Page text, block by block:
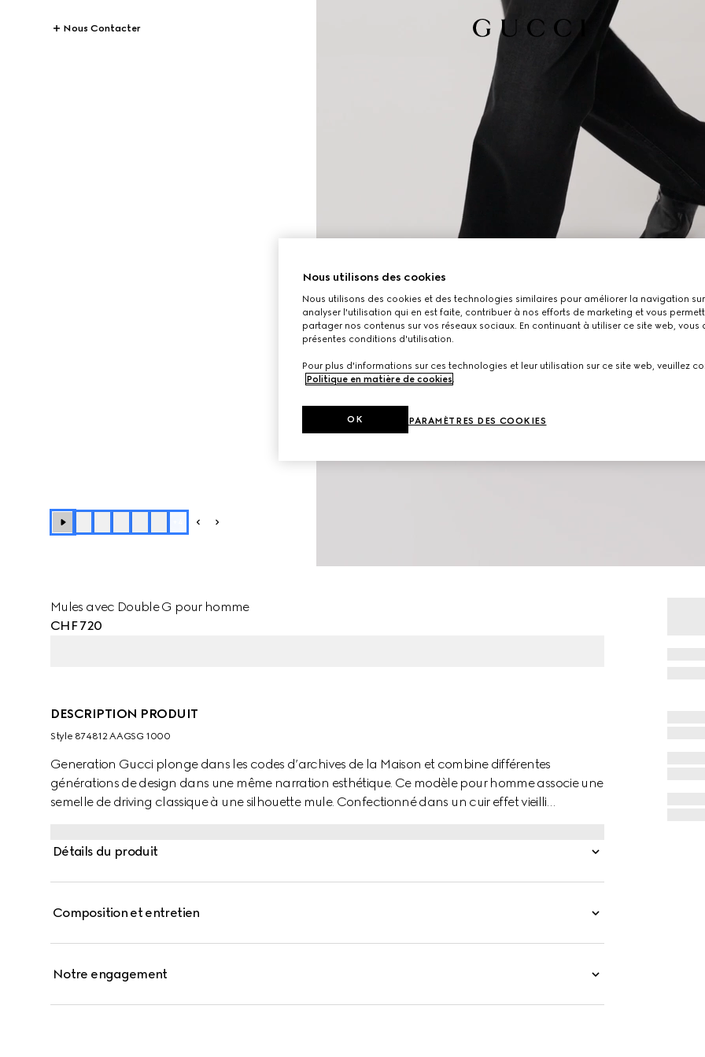
Nous Contacter
Mules avec Double G pour homme
CHF 720
DESCRIPTION PRODUIT
Style ‎874812 AAGSG 1000
Generation Gucci plonge dans les codes d’archives de la Maison et combine différentes
générations de design dans une même narration esthétique. Ce modèle pour homme associe une
semelle de driving classique à une silhouette mule. Confectionné dans un cuir effet vieilli
Détails du produit
Composition et entretien
Notre engagement
Nous utilisons des cookies
Nous utilisons des cookies et des technologies similaires pour améliorer la navigation sur
analyser l'utilisation qui en est faite, contribuer à nos efforts de marketing et vous
partager nos contenus sur vos réseaux sociaux. En continuant à utiliser ce site web, vous
présentes conditions d'utilisation.
Pour plus d'informations sur ces technologies et leur utilisation sur ce site web, veuillez
Politique en matière de cookies
PARAMÈTRES DES COOKIES
OK